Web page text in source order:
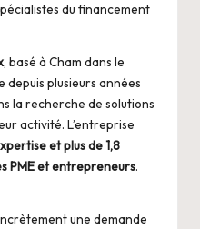
du financement
, basé à Cham dans le
plusieurs années
la recherche de solutions
activité. L’entreprise
et plus de 1,8
PME et entrepreneurs.
une demande